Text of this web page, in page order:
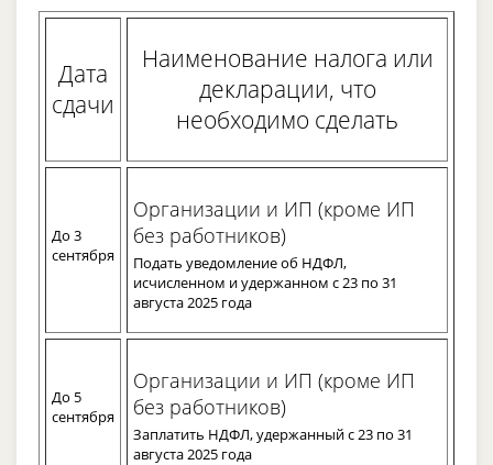
Дата
сдачи
Наименование налога или
декларации, что
необходимо сделать
До 3
сентября
Организации и ИП (кроме ИП
без работников)
Подать уведомление об НДФЛ,
исчисленном и удержанном с 23 по 31
августа 2025 года
До 5
сентября
Организации и ИП (кроме ИП
без работников)
Заплатить НДФЛ, удержанный с 23 по 31
августа 2025 года